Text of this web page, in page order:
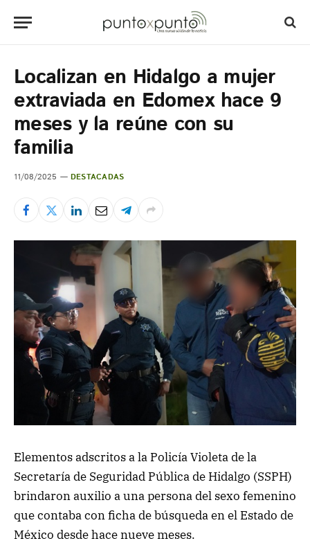
Localizan en Hidalgo a mujer
extraviada en Edomex hace 9
meses y la reúne con su
familia
11/08/2025 DESTACADAS
Elementos adscritos a la Policía Violeta de la
Secretaría de Seguridad Pública de Hidalgo (SSPH)
brindaron auxilio a una persona del sexo femenino
que contaba con ficha de búsqueda en el Estado de
México desde hace nueve meses.